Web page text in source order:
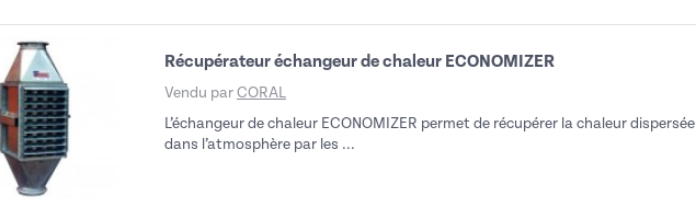
Récupérateur échangeur de chaleur ECONOMIZER
Vendu par CORAL
L’échangeur de chaleur ECONOMIZER permet de récupérer la chaleur dispersée
dans l’atmosphère par les ...